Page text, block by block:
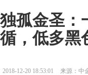
独孤金圣：
循，低多黑
2018-12-20 18:53:01 来源：中